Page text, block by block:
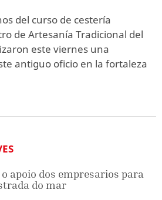
del curso de cestería
de Artesanía Tradicional del
este viernes una
antiguo oficio en la fortaleza
apoio dos empresarios para
do mar